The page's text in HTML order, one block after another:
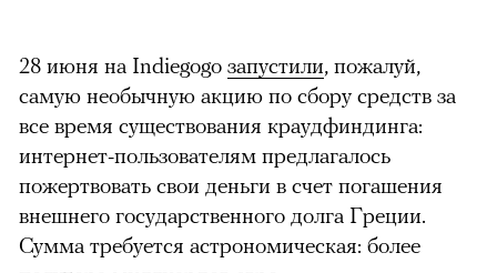
28 июня на Indiegogo запустили, пожалуй,
самую необычную акцию по сбору средств за
все время существования краудфиндинга:
интернет-пользователям предлагалось
пожертвовать свои деньги в счет погашения
внешнего государственного долга Греции.
Сумма требуется астрономическая: более